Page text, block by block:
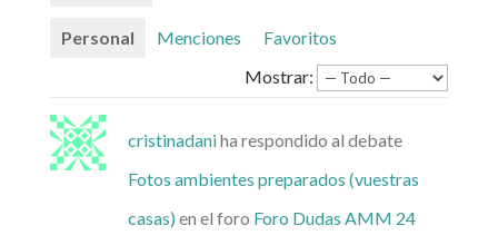
Personal Menciones
Favoritos
Mostrar:
cristinadaniha respondido al debate
Fotos ambientes preparados (vuestras
casas) en el foro Foro Dudas AMM 24